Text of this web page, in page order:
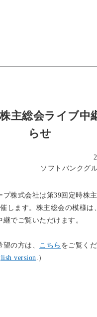
主総会ライブ中
らせ
ソフトバンクグ
プ株式会社は第39回定時株
します。株主総会の模様は
でご覧いただけます。
の方は、 こちら をご覧く
version.）